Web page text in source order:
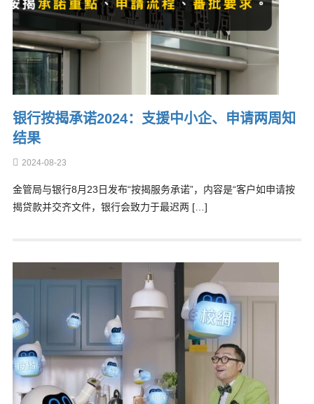
银行按揭承诺2024：支援中小企、申请两周知
结果
2024-08-23
金管局与银行8月23日发布“按揭服务承诺”，内容是“客户如申请按
揭贷款并交齐文件，银行会致力于最迟两 […]